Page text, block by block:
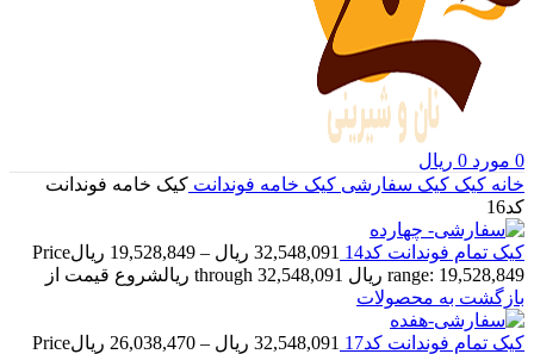
0 مورد 0 ریال
خانه کیک کیک سفارشی کیک خامه فوندانت کیک خامه فوندانت
کد16
کیک تمام فوندانت کد14 32,548,091 ریال –
19,528,849 ریالPrice
range: 19,528,849 ریال through 32,548,091 ریال
شروع قیمت از
بازگشت به محصولات
کیک تمام فوندانت کد17 32,548,091 ریال –
26,038,470 ریالPrice